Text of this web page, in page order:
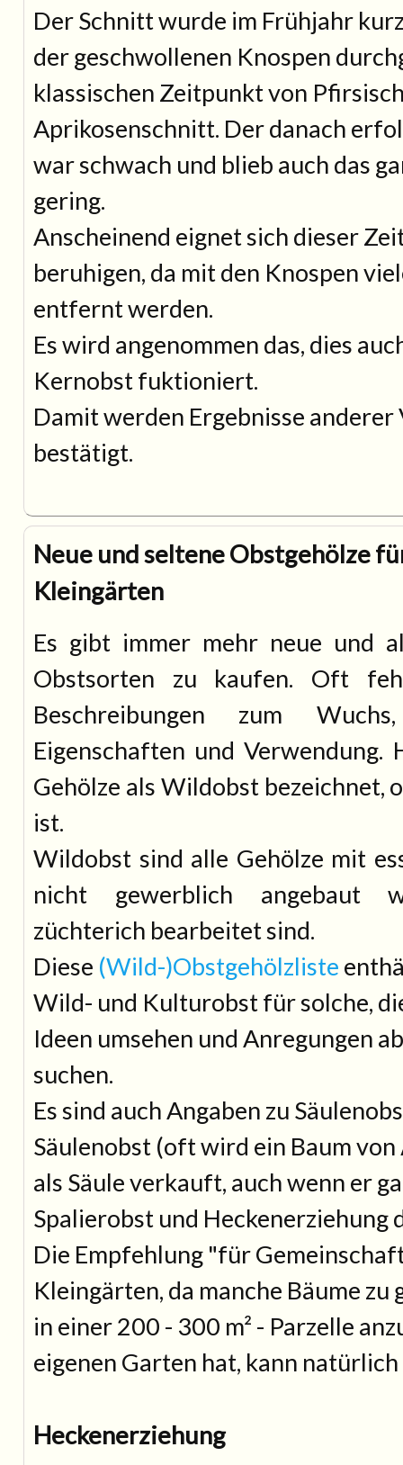
Der Schnitt wurde im Frühjahr
der geschwollenen Knospen
klassischen Zeitpunkt von
Aprikosenschnitt. Der danach
war schwach und blieb auch das
gering.
Anscheinend eignet sich dieser
beruhigen, da mit den Knospen
entfernt werden.
Es wird angenommen das, dies
Kernobst fuktioniert.
Damit werden Ergebnisse
bestätigt.
Neue und seltene Obstgehölze
Kleingärten
Es gibt immer mehr neue und
Obstsorten zu kaufen. Oft
Beschreibungen zum
Eigenschaften und Verwendung.
Gehölze als Wildobst bezeichnet,
ist.
Wildobst sind alle Gehölze mit
nicht gewerblich angebaut
züchterich bearbeitet sind.
Diese (Wild-)Obstgehölzliste
Wild- und Kulturobst für solche,
Ideen umsehen und Anregungen
suchen.
Es sind auch Angaben zu
Säulenobst (oft wird ein Baum
als Säule verkauft, auch wenn er
Spalierobst und Heckenerziehung
Die Empfehlung "für
Kleingärten, da manche Bäume zu
in einer 200 - 300 m² - Parzelle
eigenen Garten hat, kann
Heckenerziehung